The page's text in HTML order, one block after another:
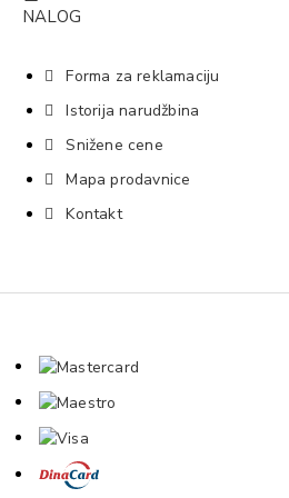
NALOG
Forma za reklamaciju
Istorija narudžbina
Snižene cene
Mapa prodavnice
Kontakt